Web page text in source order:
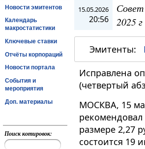
Новости эмитентов
Календарь
макростатистики
Ключевые ставки
Отчёты корпораций
Новости портала
События и
мероприятия
Доп. материалы
Поиск котировок:
15.05.2026
20:56
Совет
2025
Эмитенты:
Исправлена
(четвертый
МОСКВА, 15
размере 2,27
состоится 19